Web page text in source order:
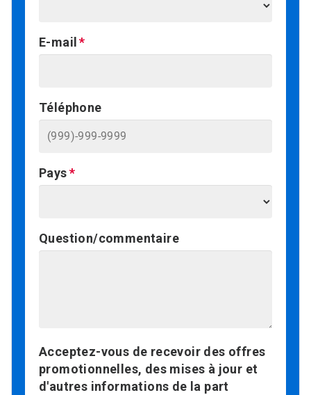
E-mail
Téléphone
Pays
Question/commentaire
Acceptez-vous de recevoir des offres
promotionnelles, des mises à jour et
d'autres informations de la part